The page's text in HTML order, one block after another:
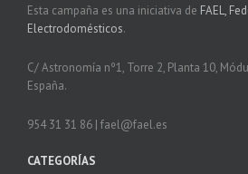
Esta campaña es una iniciativa de FAEL,
Electrodomésticos.
C/ Astronomía nº1, Torre 2, Planta 10,
España.
954 31 31 86 | fael@fael.es
CATEGORÍAS